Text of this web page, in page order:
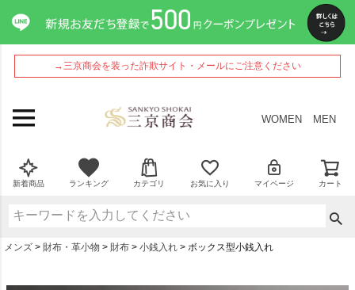
→三京商会を装った詐欺サイト・メールにご注意ください
WOMEN MEN
新着商品 ランキング カテゴリ お気に入り マイページ カート
メンズ 財布・革小物 財布 小銭入れ ボックス型小銭入れ